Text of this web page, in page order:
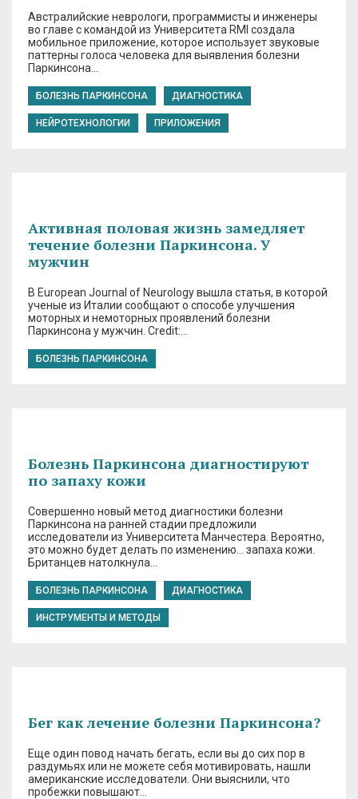
Австралийские неврологи, программисты и инженеры
во главе с командой из Университета RMI создала
мобильное приложение, которое использует звуковые
паттерны голоса человека для выявления болезни
Паркинсона…
БОЛЕЗНЬ ПАРКИНСОНА ДИАГНОСТИКА
НЕЙРОТЕХНОЛОГИИ ПРИЛОЖЕНИЯ
Активная половая жизнь замедляет
течение болезни Паркинсона. У
мужчин
В European Journal of Neurology вышла статья, в которой
ученые из Италии сообщают о способе улучшения
моторных и немоторных проявлений болезни
Паркинсона у мужчин. Credit:…
БОЛЕЗНЬ ПАРКИНСОНА
Болезнь Паркинсона диагностируют
по запаху кожи
Совершенно новый метод диагностики болезни
Паркинсона на ранней стадии предложили
исследователи из Университета Манчестера. Вероятно,
это можно будет делать по изменению… запаха кожи.
Британцев натолкнула…
БОЛЕЗНЬ ПАРКИНСОНА ДИАГНОСТИКА
ИНСТРУМЕНТЫ И МЕТОДЫ
Бег как лечение болезни Паркинсона?
Еще один повод начать бегать, если вы до сих пор в
раздумьях или не можете себя мотивировать, нашли
американские исследователи. Они выяснили, что
пробежки повышают…